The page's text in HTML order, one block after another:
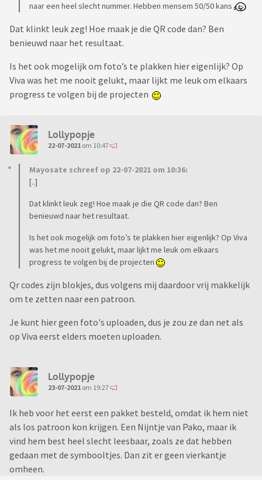
naar een heel slecht nummer. Hebben mensem 50/50 kans
Dat klinkt leuk zeg! Hoe maak je die QR code dan? Ben
benieuwd naar het resultaat.
Is het ook mogelijk om foto’s te plakken hier eigenlijk? Op
Viva was het me nooit gelukt, maar lijkt me leuk om elkaars
progress te volgen bij de projecten
Lollypopje
22-07-2021 om 10:47
Mayosate schreef op 22-07-2021 om 10:36:
[..]
Dat klinkt leuk zeg! Hoe maak je die QR code dan? Ben
benieuwd naar het resultaat.
Is het ook mogelijk om foto’s te plakken hier eigenlijk? Op Viva
was het me nooit gelukt, maar lijkt me leuk om elkaars
progress te volgen bij de projecten
Qr codes zijn blokjes, dus volgens mij daardoor vrij makkelijk
om te zetten naar een patroon.
Je kunt hier geen foto's uploaden, dus je zou ze dan net als
op Viva eerst elders moeten uploaden.
Lollypopje
23-07-2021 om 19:27
Ik heb voor het eerst een pakket besteld, omdat ik hem niet
als los patroon kon krijgen. Een Nijntje van Pako, maar ik
vind hem best heel slecht leesbaar, zoals ze dat hebben
gedaan met de symbooltjes. Dan zit er geen vierkantje
omheen.